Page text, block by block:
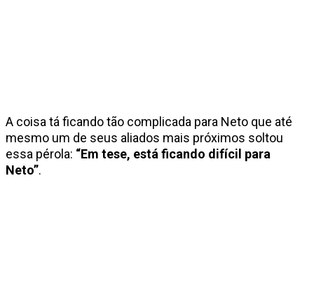
A coisa tá ficando tão complicada para Neto que até
mesmo um de seus aliados mais próximos soltou
essa pérola: “Em tese, está ficando difícil para
Neto”.